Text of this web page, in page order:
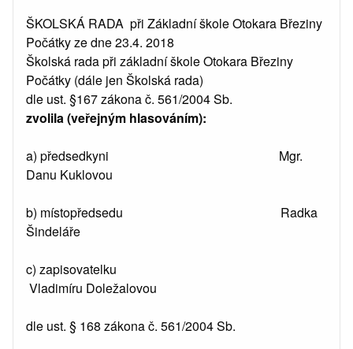
ŠKOLSKÁ RADA při Základní škole Otokara Březiny
Počátky ze dne 23.4. 2018
Školská rada při základní škole Otokara Březiny
Počátky (dále jen Školská rada)
dle ust. §167 zákona č. 561/2004 Sb.
zvolila (veřejným hlasováním):
a) předsedkyni Mgr.
Danu Kuklovou
b) místopředsedu Radka
Šindeláře
c) zapisovatelku
Vladimíru Doležalovou
dle ust. § 168 zákona č. 561/2004 Sb.